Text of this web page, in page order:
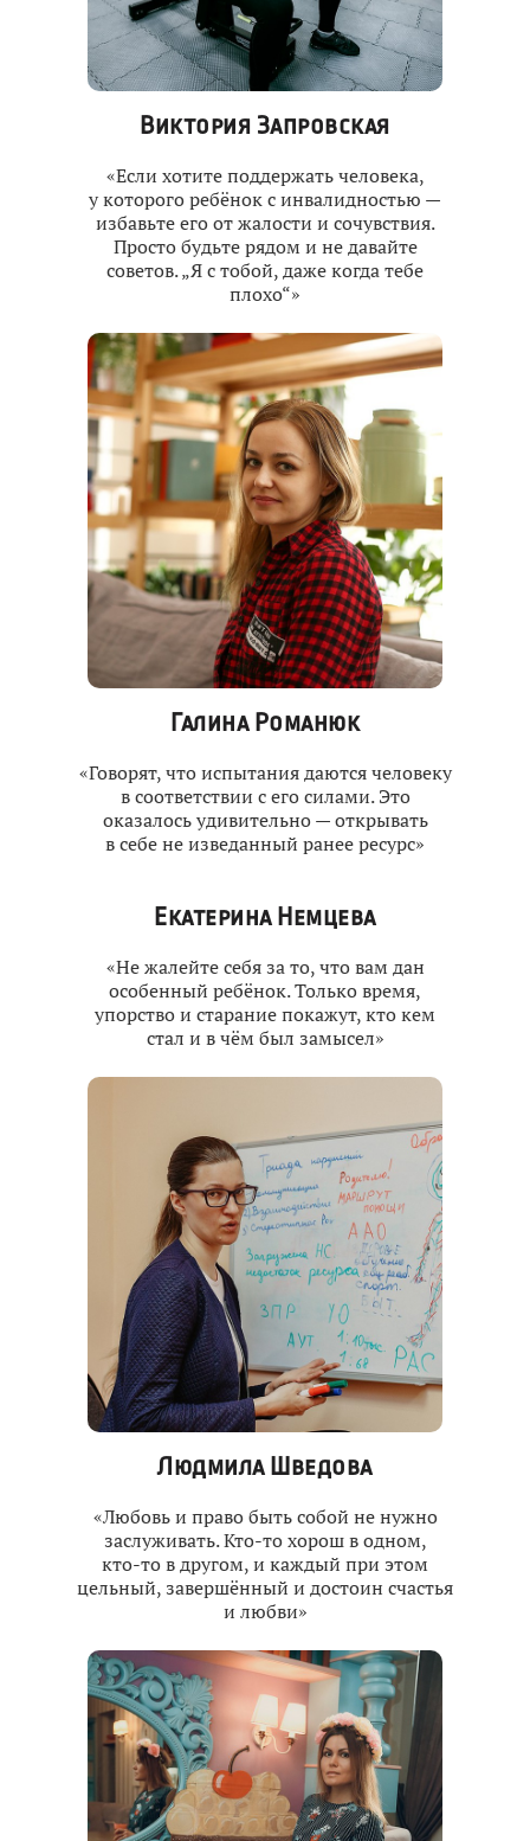
Виктория Запровская
«Если хотите поддержать человека,
у которого ребёнок с инвалидностью —
избавьте его от жалости и сочувствия.
Просто будьте рядом и не давайте
советов. „Я с тобой, даже когда тебе
плохо“»
Галина Романюк
«Говорят, что испытания даются человеку
в соответствии с его силами. Это
оказалось удивительно — открывать
в себе не изведанный ранее ресурс»
Екатерина Немцева
«Не жалейте себя за то, что вам дан
особенный ребёнок. Только время,
упорство и старание покажут, кто кем
стал и в чём был замысел»
Людмила Шведова
«Любовь и право быть собой не нужно
заслуживать. Кто‑то хорош в одном,
кто‑то в другом, и каждый при этом
цельный, завершённый и достоин счастья
и любви»